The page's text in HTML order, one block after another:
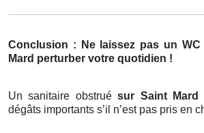
Conclusion : Ne laissez pas un
Mard perturber votre quotidien !
Un sanitaire obstruésur Saint Mard
dégâts importants s’il n’est pas pris en